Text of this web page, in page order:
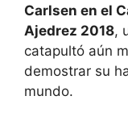
Carlsen en el
Ajedrez 2018,
catapultó aún
demostrar su
mundo.